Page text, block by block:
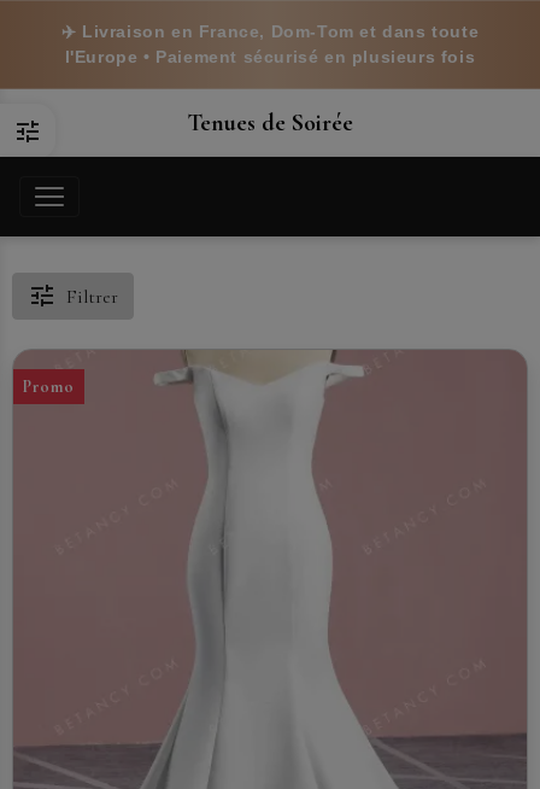
✈️ Livraison en France, Dom-Tom et dans toute
l'Europe • Paiement sécurisé en plusieurs fois
Tenues de Soirée
Filtrer
Promo